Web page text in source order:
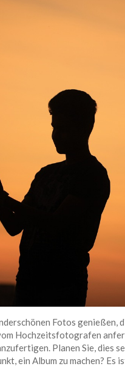
Fotos genießen,
Hochzeitsfotografen
Planen Sie, dies
ein Album zu machen? Es